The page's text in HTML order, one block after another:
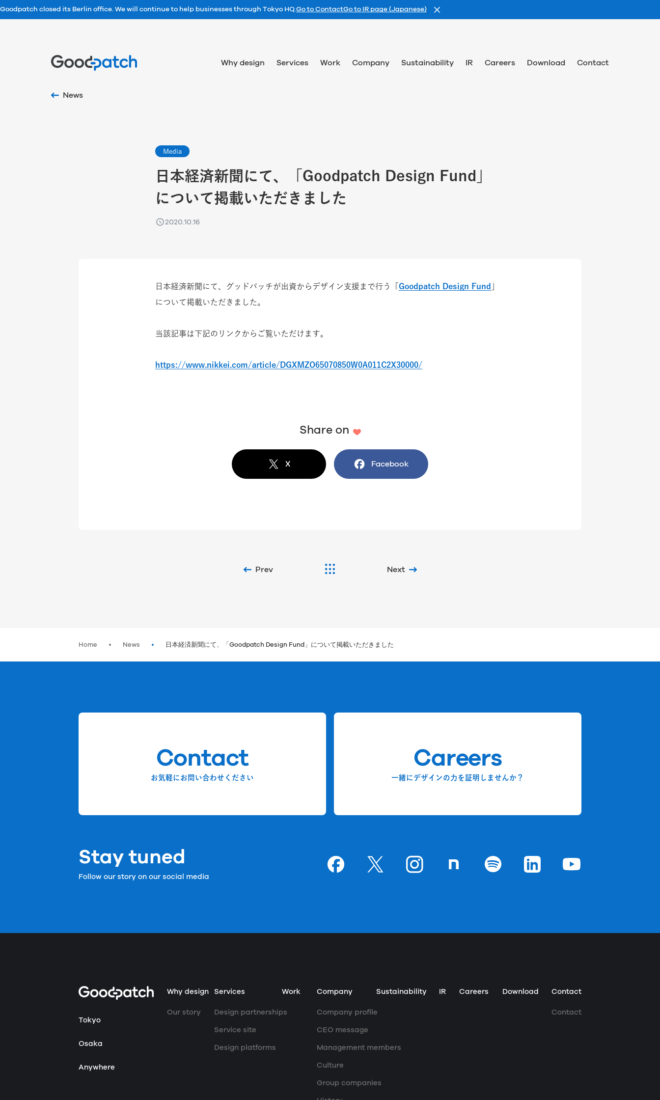
Goodpatch closed its Berlin office. We will continue to help businesses through Tokyo HQ.Go to ContactGo to IR page (Japanese)
Why design Services Work Company Sustainability IR Careers Download Contact
News
Media
日本経済新聞にて、「Goodpatch Design Fund」
について掲載いただきました
2020.10.16
日本経済新聞にて、グッドパッチが出資からデザイン支援まで行う「 Goodpatch Design Fund
について掲載いただきました。
当該記事は下記のリンクからご覧いただけます。
https://www.nikkei.com/article/DGXMZO65070850W0A011C2X30000/
Share on
X Facebook でシェア
Prev Next
Home News 日本経済新聞にて、「Goodpatch Design Fund」について掲載いただきました
Contact
お気軽にお問い合わせください
Careers
一緒にデザインの力を証明しませんか？
Stay tuned
Follow our story on our social media
GoodpatchのGoodpatchの
ページGoodpatchのGoodpatchの
ページGoodpatchのGoodpatchの
ページGoodpatchの
HomeWhy design
Our story
Services
Design partnerships
Service site
Design platforms
Work Company
Company profile
CEO message
Management members
Culture
Group companies
Sustainability IR Careers Download Contact
Contact
Tokyo
Osaka
Anywhere